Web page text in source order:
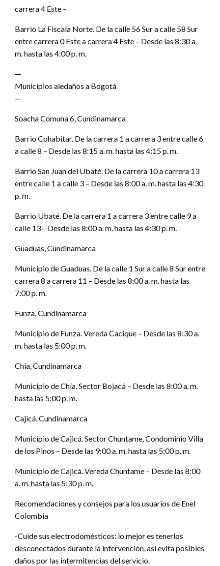
carrera 4 Este –
Barrio La Fiscala Norte. De la calle 56 Sur a calle 58 Sur
entre carrera 0 Este a carrera 4 Este – Desde las 8:30 a.
m. hasta las 4:00 p. m.
—
Municipios aledaños a Bogotá
—
Soacha Comuna 6, Cundinamarca
Barrio Cohabitar. De la carrera 1 a carrera 3 entre calle 6
a calle 8 – Desde las 8:15 a. m. hasta las 4:15 p. m.
Barrio San Juan del Ubaté. De la carrera 10 a carrera 13
entre calle 1 a calle 3 – Desde las 8:00 a. m. hasta las 4:30
p. m.
Barrio Ubaté. De la carrera 1 a carrera 3 entre calle 9 a
calle 13 – Desde las 8:00 a. m. hasta las 4:30 p. m.
Guaduas, Cundinamarca
Municipio de Guaduas. De la calle 1 Sur a calle 8 Sur entre
carrera 8 a carrera 11 – Desde las 8:00 a. m. hasta las
7:00 p. m.
Funza, Cundinamarca
Municipio de Funza. Vereda Cacique – Desde las 8:30 a.
m. hasta las 5:00 p. m.
Chía, Cundinamarca
Municipio de Chía. Sector Bojacá – Desde las 8:00 a. m.
hasta las 5:00 p. m.
Cajicá, Cundinamarca
Municipio de Cajicá. Sector Chuntame, Condominio Villa
de los Pinos – Desde las 9:00 a. m. hasta las 5:00 p. m.
Municipio de Cajicá. Vereda Chuntame – Desde las 8:00
a. m. hasta las 5:30 p. m.
Recomendaciones y consejos para los usuarios de Enel
Colombia
-Cuide sus electrodomésticos: lo mejor es tenerlos
desconectados durante la intervención, así evita posibles
daños por las intermitencias del servicio.